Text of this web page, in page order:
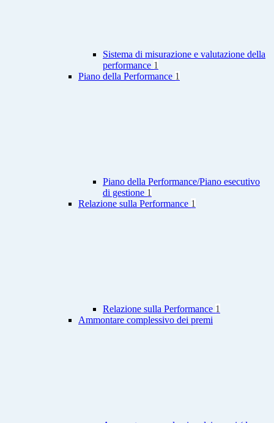
Sistema di misurazione e valutazione della
performance 1
Piano della Performance 1
Piano della Performance/Piano esecutivo
di gestione 1
Relazione sulla Performance 1
Relazione sulla Performance 1
Ammontare complessivo dei premi